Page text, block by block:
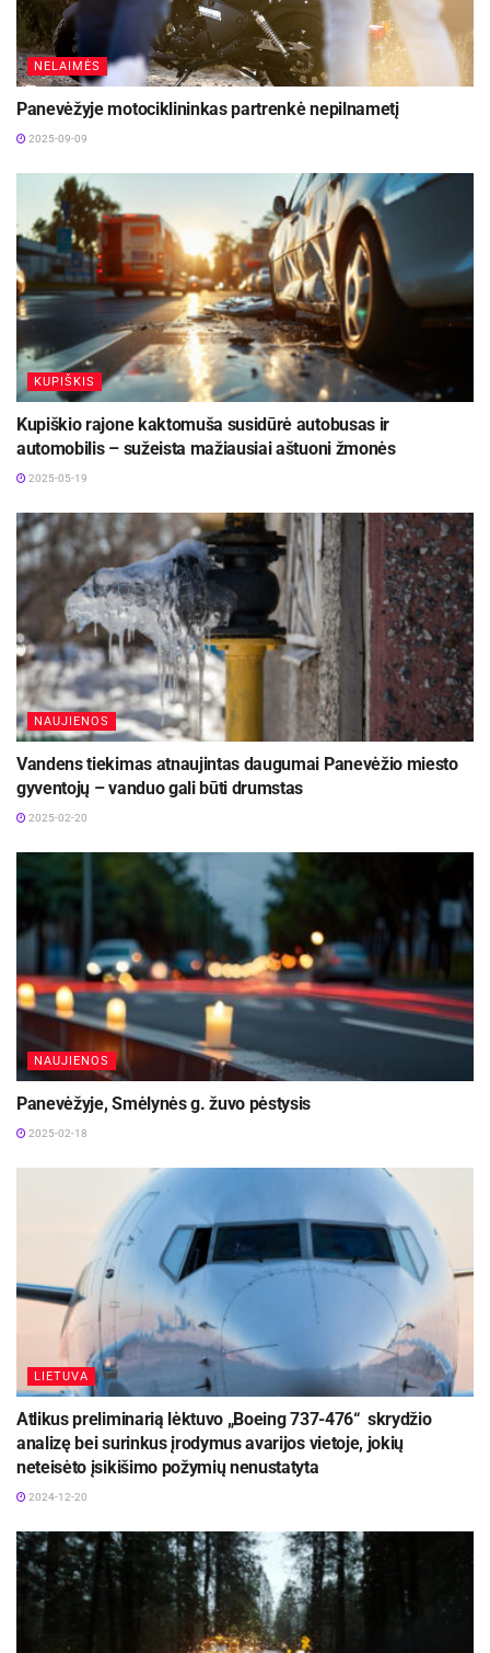
NELAIMĖS
Panevėžyje motociklininkas partrenkė nepilnametį
2025-09-09
KUPIŠKIS
Kupiškio rajone kaktomuša susidūrė autobusas ir
automobilis – sužeista mažiausiai aštuoni žmonės
2025-05-19
NAUJIENOS
Vandens tiekimas atnaujintas daugumai Panevėžio miesto
gyventojų – vanduo gali būti drumstas
2025-02-20
NAUJIENOS
Panevėžyje, Smėlynės g. žuvo pėstysis
2025-02-18
LIETUVA
Atlikus preliminarią lėktuvo „Boeing 737-476“ skrydžio
analizę bei surinkus įrodymus avarijos vietoje, jokių
neteisėto įsikišimo požymių nenustatyta
2024-12-20